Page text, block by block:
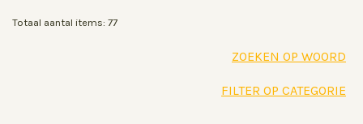
Totaal aantal items: 77
ZOEKEN OP WOORD
FILTER OP CATEGORIE